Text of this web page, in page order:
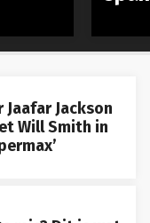
Jaafar Jackson
Will Smith in